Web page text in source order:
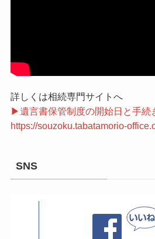
詳しくは相続専門サイトへ
▶遺言書保管制度の開始日と手続
https://souzoku.tabatamorio-
SNS